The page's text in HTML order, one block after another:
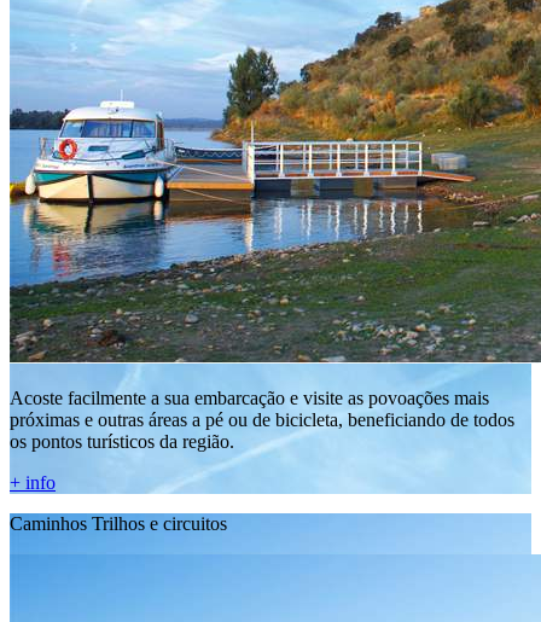
Acoste facilmente a sua embarcação e visite as povoações mais
próximas e outras áreas a pé ou de bicicleta, beneficiando de todos
os pontos turísticos da região.
+ info
Caminhos Trilhos e circuitos